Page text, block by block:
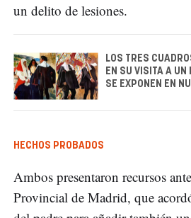
un delito de lesiones.
LOS TRES
EN SU VISITA A UN
SE EXPONEN EN
HECHOS PROBADOS
Ambos presentaron recursos
Provincial de Madrid, que